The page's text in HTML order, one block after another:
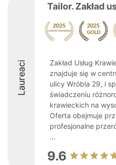
Laureaci
Tailor. Zakład
Zakład Usług
znajduje się w
ulicy Wróbla 29, i
świadczeniu
krawieckich na
Oferta obejmuje
profesjonalne
...
9.6